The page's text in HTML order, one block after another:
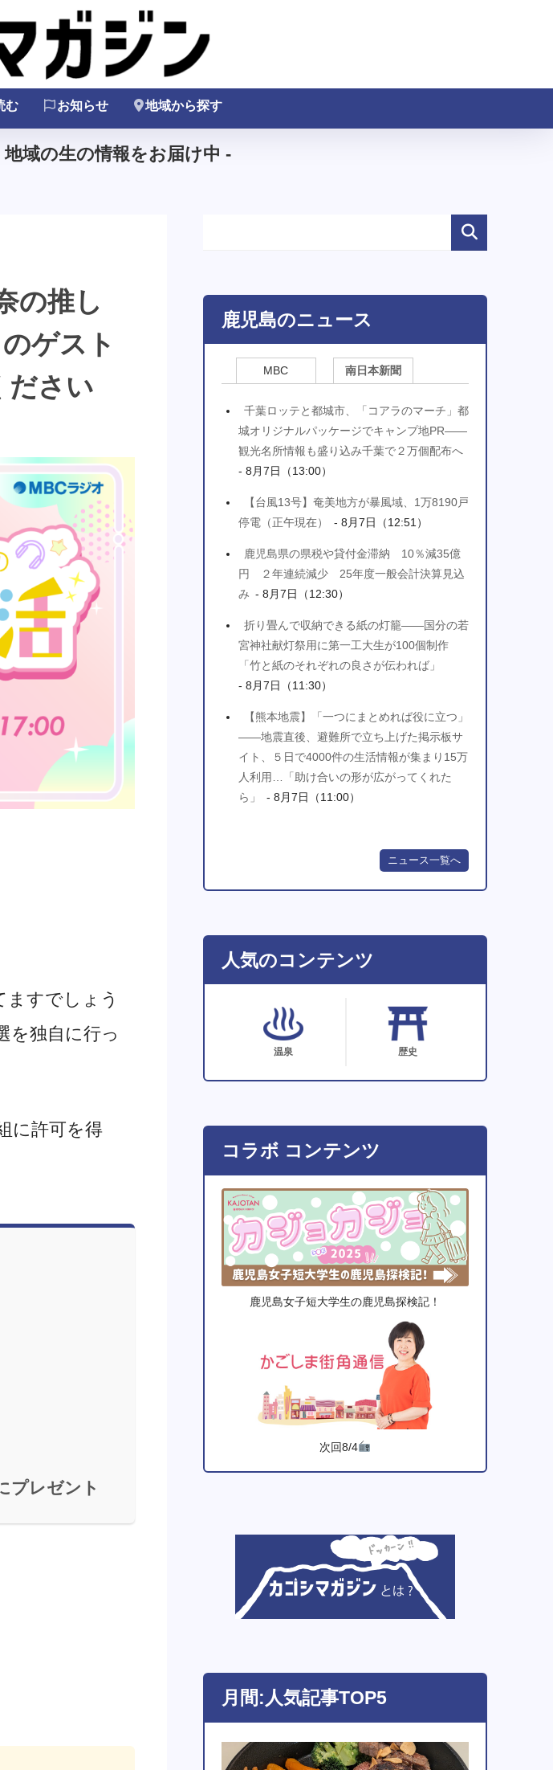
む お知らせ 地域から探す
域の生の情報をお届け中 -
の推し
ゲスト
ださい
ますでしょう
を独自に行っ
に許可を得
プレゼント
鹿児島のニュース
MBC 南日本新聞
千葉ロッテと都城市、「コアラのマーチ」都
城オリジナルパッケージでキャンプ地PR――
観光名所情報も盛り込み千葉で２万個配布へ
- 8月7日（13:00）
【台風13号】奄美地方が暴風域、1万8190戸
停電（正午現在）
- 8月7日（12:51）
鹿児島県の県税や貸付金滞納 10％減35億
円 ２年連続減少 25年度一般会計決算見込
み - 8月7日（12:30）
折り畳んで収納できる紙の灯籠――国分の若
宮神社献灯祭用に第一工大生が100個制作
「竹と紙のそれぞれの良さが伝われば」
- 8月7日（11:30）
【熊本地震】「一つにまとめれば役に立つ」
――地震直後、避難所で立ち上げた掲示板サ
イト、５日で4000件の生活情報が集まり15万
人利用…「助け合いの形が広がってくれた
ら」
- 8月7日（11:00）
ニュース一覧へ
人気のコンテンツ
温泉 歴史
コラボ コンテンツ
鹿児島女子短大学生の鹿児島探検記！
次回8/4
月間:人気記事TOP5